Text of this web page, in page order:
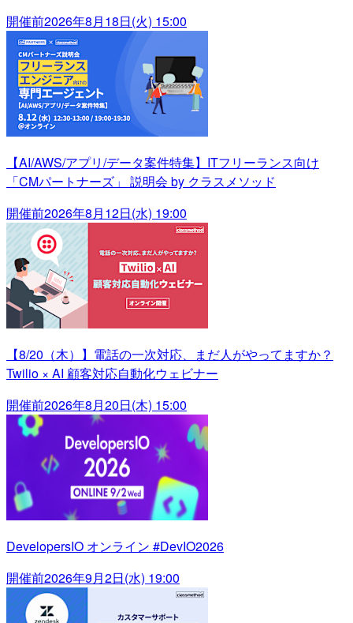
開催前2026年8月18日(火) 15:00
【AI/AWS/アプリ/データ案件特集】ITフリーランス向け
「CMパートナーズ」 説明会 by クラスメソッド
開催前2026年8月12日(水) 19:00
【8/20（木）】電話の一次対応、まだ人がやってますか？
Twilio × AI 顧客対応自動化ウェビナー
開催前2026年8月20日(木) 15:00
DevelopersIO オンライン #DevIO2026
開催前2026年9月2日(水) 19:00